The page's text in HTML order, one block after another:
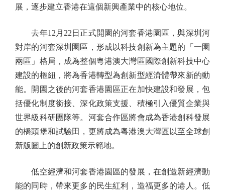
展，逐步建立香港在這個新興產業中的核心地位。
去年12月22日正式開園的河套香港園區，與深圳河
對岸的河套深圳園區，形成以科技創新為主題的「一園
兩區」格局，成為整個粵港澳大灣區國際創新科技中心
建設的樞紐，將為香港轉型為創新型經濟體帶來新的動
能。開園之後的河套香港園區正在加快建設和發展，包
括優化制度銜接、深化政策支援、積極引入優質企業與
世界級科研團隊等。河套合作區將會成為香港創科發展
的橋頭堡和試驗田，更將成為粵港澳大灣區以至全球創
新版圖上的創新政策示範地。
低空經濟和河套香港園區的發展，在創造新經濟動
能的同時，帶來更多的民生紅利，造福更多的港人。低